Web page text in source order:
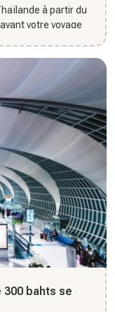
à partir du
votre voyage
bahts se